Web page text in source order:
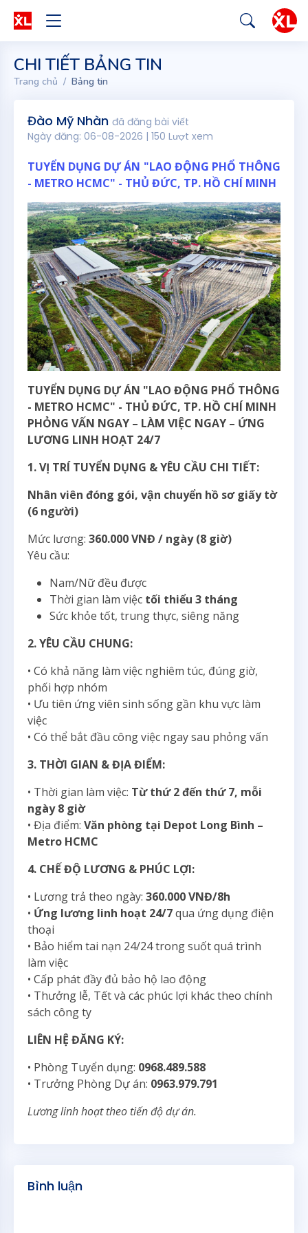
CHI TIẾT BẢNG TIN
Trang chủ Bảng tin
Đào Mỹ Nhàn đã đăng bài viết
Ngày đăng: 06-08-2026 | 150 Lượt xem
TUYỂN DỤNG DỰ ÁN "LAO ĐỘNG PHỔ THÔNG
- METRO HCMC" - THỦ ĐỨC, TP. HỒ CHÍ MINH
TUYỂN DỤNG DỰ ÁN "LAO ĐỘNG PHỔ THÔNG
- METRO HCMC" - THỦ ĐỨC, TP. HỒ CHÍ MINH
PHỎNG VẤN NGAY – LÀM VIỆC NGAY – ỨNG
LƯƠNG LINH HOẠT 24/7
1. VỊ TRÍ TUYỂN DỤNG & YÊU CẦU CHI TIẾT:
Nhân viên đóng gói, vận chuyển hồ sơ giấy tờ
(6 người)
Mức lương: 360.000 VNĐ / ngày (8 giờ)
Yêu cầu:
Nam/Nữ đều được
Thời gian làm việc tối thiểu 3 tháng
Sức khỏe tốt, trung thực, siêng năng
2. YÊU CẦU CHUNG:
• Có khả năng làm việc nghiêm túc, đúng giờ,
phối hợp nhóm
• Ưu tiên ứng viên sinh sống gần khu vực làm
việc
• Có thể bắt đầu công việc ngay sau phỏng vấn
3. THỜI GIAN & ĐỊA ĐIỂM:
• Thời gian làm việc: Từ thứ 2 đến thứ 7, mỗi
ngày 8 giờ
• Địa điểm: Văn phòng tại Depot Long Bình –
Metro HCMC
4. CHẾ ĐỘ LƯƠNG & PHÚC LỢI:
• Lương trả theo ngày: 360.000 VNĐ/8h
• Ứng lương linh hoạt 24/7qua ứng dụng điện
thoại
• Bảo hiểm tai nạn 24/24 trong suốt quá trình
làm việc
• Cấp phát đầy đủ bảo hộ lao động
• Thưởng lễ, Tết và các phúc lợi khác theo chính
sách công ty
LIÊN HỆ ĐĂNG KÝ:
• Phòng Tuyển dụng: 0968.489.588
• Trưởng Phòng Dự án: 0963.979.791
Lương linh hoạt theo tiếnđộdựán.
Bình luận